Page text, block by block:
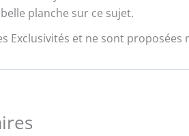
planche sur ce sujet.
Exclusivités et ne sont proposées